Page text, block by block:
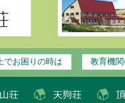
でお困りの時は 教育機